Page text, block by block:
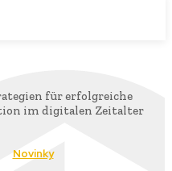
für erfolgreiche
im digitalen Zeitalter
Novinky